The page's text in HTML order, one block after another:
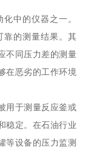
中的仪器之一。
靠的测量结果。其
不同压力差的测量
在恶劣的工作环境
用于测量反应釜或
稳定。在石油行业
等设备的压力监测